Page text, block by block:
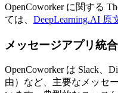
OpenCoworker に関する
ては、 DeepLearning.AI 原
メッセージアプリ統合
OpenCoworker は Slack、
由）など、主要なメッセ